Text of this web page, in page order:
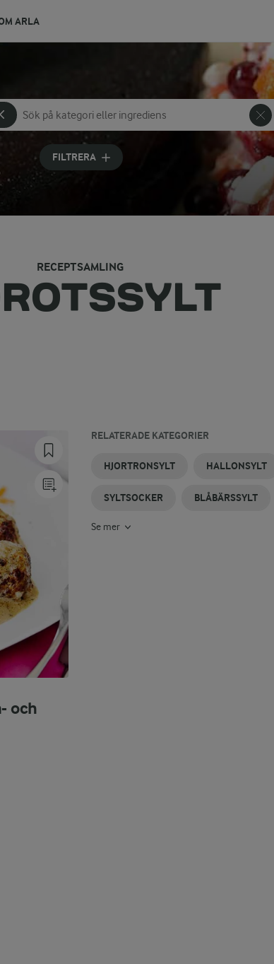
ARLA
Sök på kategori eller ingrediens
Skriv in sökord för att få förslag
FILTRERA
RECEPTSAMLING
och
RELATERADE KATEGORIER
HJORTRONSYLT HALLONSYLT
SYLTSOCKER BLÅBÄRSSYLT
KRUSBÄRSSYLT
KÖRSBÄRSSYLT
BJÖRNBÄRSSYLT
PLOMMONSYLT
RABARBERSYLT
VINBÄRSSYLT
Se mer